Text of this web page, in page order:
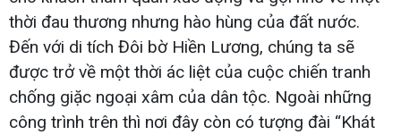
thời đau thương nhưng hào hùng của đất nước.
Đến với di tích Đôi bờ Hiền Lương, chúng ta sẽ
được trở về một thời ác liệt của cuộc chiến tranh
chống giặc ngoại xâm của dân tộc. Ngoài những
công trình trên thì nơi đây còn có tượng đài “Khát